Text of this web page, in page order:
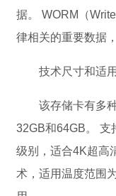
据。 WORM（
律相关的重要数据
技术尺寸和适
该存储卡有多
32GB和64GB。 支
级别，适合4K超高
术，适用温度范围